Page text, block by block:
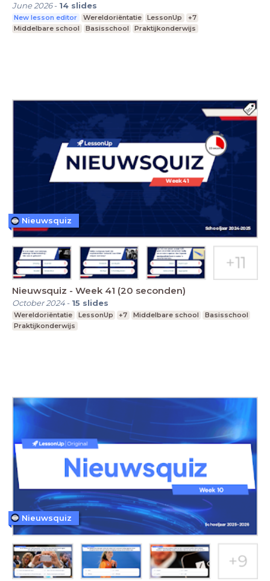
June 2026- 14 slides
New lesson editor Wereldoriëntatie LessonUp
+7
Middelbare school
Basisschool Praktijkonderwijs
Nieuwsquiz - Week 41 (20 seconden)
October 2024- 15 slides
Wereldoriëntatie LessonUp +7 Middelbare school
Basisschool
Praktijkonderwijs
Nieuwsquiz
Nieuwsquiz